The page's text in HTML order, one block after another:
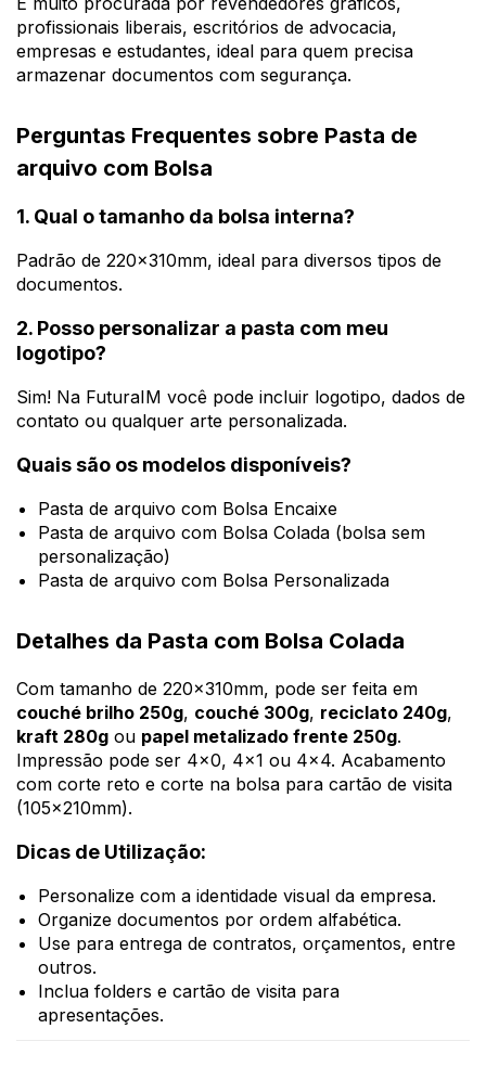
profissionais liberais, escritórios de advocacia,
empresas e estudantes, ideal para quem precisa
armazenar documentos com segurança.
Perguntas Frequentes sobre Pasta de
arquivo com Bolsa
1. Qual o tamanho da bolsa interna?
Padrão de 220x310mm, ideal para diversos tipos de
documentos.
2. Posso personalizar a pasta com meu
logotipo?
Sim! Na FuturaIM você pode incluir logotipo, dados de
contato ou qualquer arte personalizada.
Quais são os modelos disponíveis?
Pasta de arquivo com Bolsa Encaixe
Pasta de arquivo com Bolsa Colada (bolsa sem
personalização)
Pasta de arquivo com Bolsa Personalizada
Detalhes da Pasta com Bolsa Colada
Com tamanho de 220x310mm, pode ser feita em
couché brilho 250g, couché 300g, reciclato 240g,
kraft 280g ou papel metalizado frente 250g.
Impressão pode ser 4x0, 4x1 ou 4x4. Acabamento
com corte reto e corte na bolsa para cartão de visita
(105x210mm).
Dicas de Utilização:
Personalize com a identidade visual da empresa.
Organize documentos por ordem alfabética.
Use para entrega de contratos, orçamentos, entre
outros.
Inclua folders e cartão de visita para
apresentações.